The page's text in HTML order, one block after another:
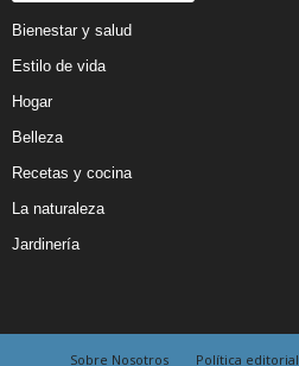
Bienestar y salud
Estilo de vida
Hogar
Belleza
Recetas y cocina
La naturaleza
Jardinería
Sobre Nosotros Política editorial